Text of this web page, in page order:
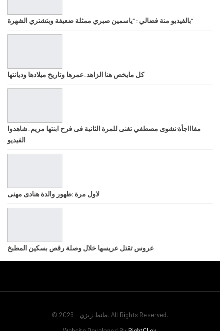
بالفيديو منة فضالي : “ياسمين صبري ممثلة ضعيفة وبتشتري الشهرة”
كل مايخص هنا الزاهد..عمرها وتاريخ ميلادها وديانتها
مفاااجأة:نشوى مصطفي تغنى للمرة الثانية فى فرح ابنتها مريم..شاهدوا
الفيديو
لاول مرة :ظهور والدة هنادى مهنى
عروس تقتل عريسها خلال وصلة رقص بسكين المطبخ
© 2026 - طنط زيزي. All Rights Reserved.